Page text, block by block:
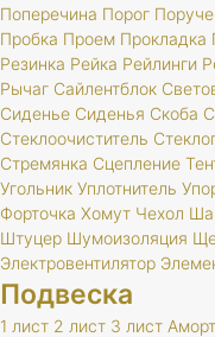
Поперечина Порог
Пробка Проем Прокладка
Резинка Рейка Рейлинги
Рычаг Сайлентблок
Сиденье Сиденья Скоба
Стеклоочиститель
Стремянка Сцепление
Угольник Уплотнитель
Форточка Хомут Чехол
Штуцер Шумоизоляция
Электровентилятор
Подвеска
1 лист 2 лист 3 лист